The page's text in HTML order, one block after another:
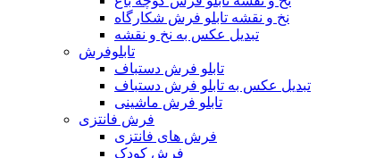
نخ و نقشه تابلو فرش شکارگاه
تبدیل عکس به نخ و نقشه
تابلوفرش
تابلو فرش دستباف
تبدیل عکس به تابلو فرش دستباف
تابلو فرش ماشینی
فرش فانتزی
فرش های فانتزی
فرش کودک